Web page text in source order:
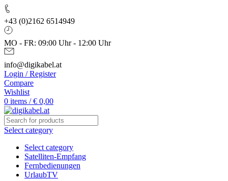
+43 (0)2162 6514949
MO - FR: 09:00 Uhr - 12:00 Uhr
info@digikabel.at
Login / Register
Compare
Wishlist
0 items / € 0,00
Select category
Select category
Satelliten-Empfang
Fernbedienungen
UrlaubTV